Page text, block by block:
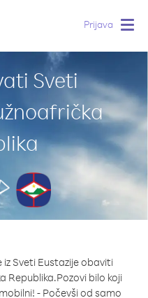
Prijava
Sveti
Sveti Eustazije obaviti
Republika.Pozovi bilo koji
- Počevši od samo